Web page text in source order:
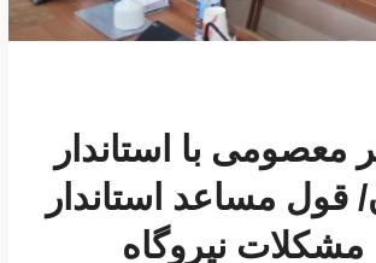
معصومی با استاندار
قول مساعد استاندار
نیروگاه